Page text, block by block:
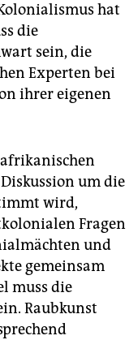
hat
die
sein, die
Experten bei
ihrer eigenen
um die
wird,
Fragen
und
gemeinsam
muss die
Raubkunst